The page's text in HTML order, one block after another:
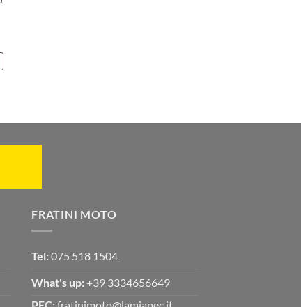
FRATINI MOTO
Tel: 075 518 1504
What's up: +39 3334656649